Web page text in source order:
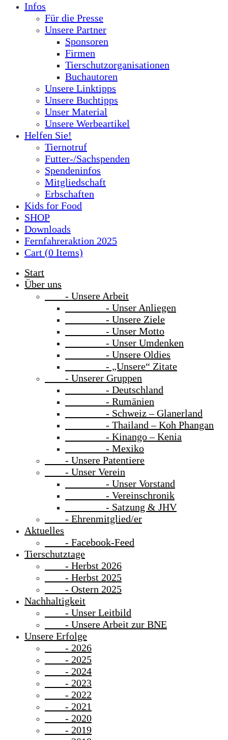
Infos
Für die Presse
Unsere Partner
Sponsoren
Firmen
Tierschutzorganisationen
Buchautoren
Unsere Linktipps
Unsere Buchtipps
Unser Material
Unsere Werbeartikel
Helfen Sie!
Tiernotruf
Futter-/Sachspenden
Spendeninfos
Mitgliedschaft
Erbschaften
Kids for Food
SHOP
Downloads
Fernfahreraktion 2025
Cart (0 Items)
Start
Über uns
- Unsere Arbeit
- Unser Anliegen
- Unsere Ziele
- Unser Motto
- Unser Umdenken
- Unsere Oldies
- „Unsere“ Zitate
- Unserer Gruppen
- Deutschland
- Rumänien
- Schweiz – Glanerland
- Thailand – Koh Phangan
- Kinango – Kenia
- Mexiko
- Unsere Patentiere
- Unser Verein
- Unser Vorstand
- Vereinschronik
- Satzung & JHV
- Ehrenmitglied/er
Aktuelles
- Facebook-Feed
Tierschutztage
- Herbst 2026
- Herbst 2025
- Ostern 2025
Nachhaltigkeit
- Unser Leitbild
- Unsere Arbeit zur BNE
Unsere Erfolge
- 2026
- 2025
- 2024
- 2023
- 2022
- 2021
- 2020
- 2019